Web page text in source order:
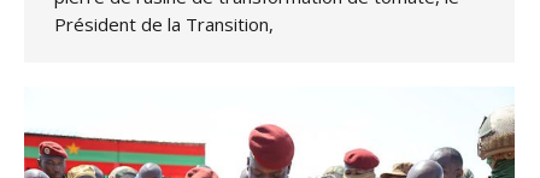
Président de la Transition,